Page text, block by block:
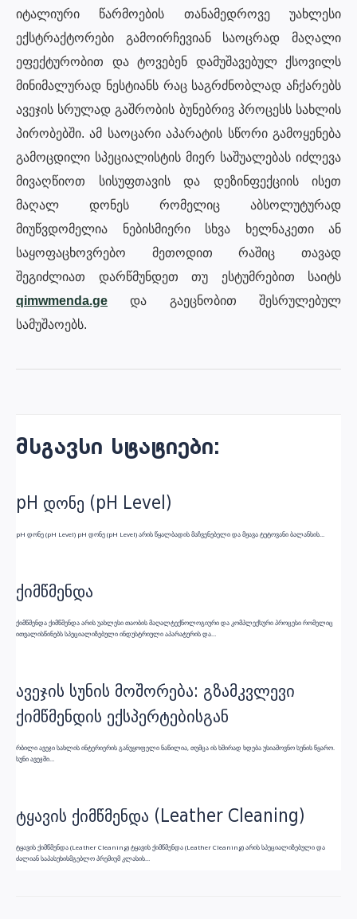
იტალიური წარმოების თანამედროვე უახლესი
ექსტრაქტორები გამოირჩევიან საოცრად მაღალი
ეფექტურობით და ტოვებენ დამუშავებულ ქსოვილს
მინიმალურად ნესტიანს რაც საგრძნობლად აჩქარებს
ავეჯის სრულად გაშრობის ბუნებრივ პროცესს სახლის
პირობებში. ამ საოცარი აპარატის სწორი გამოყენება
გამოცდილი სპეციალისტის მიერ საშუალებას იძლევა
მივაღწიოთ სისუფთავის და დეზინფექციის ისეთ
მაღალ დონეს რომელიც აბსოლუტურად
მიუწვდომელია ნებისმიერი სხვა ხელნაკეთი ან
საყოფაცხოვრებო მეთოდით რაშიც თავად
შეგიძლიათ დარწმუნდეთ თუ ესტუმრებით საიტს
qimwmenda.ge და გაეცნობით შესრულებულ
სამუშაოებს.
მსგავსი სტატიები:
pH დონე (pH Level)
pH დონე (pH Level) pH დონე (pH Level) არის წყალბადის მაჩვენებელი და მჟავა ტუტოვანი ბალანსის…
ქიმწმენდა
ქიმწმენდა ქიმწმენდა არის უახლესი თაობის მაღალტექნოლოგიური და კომპლექსური პროცესი რომელიც
ითვალისწინებს სპეციალიზებული ინდუსტრიული აპარატურის და…
ავეჯის სუნის მოშორება: გზამკვლევი
ქიმწმენდის ექსპერტებისგან
რბილი ავეჯი სახლის ინტერიერის განუყოფელი ნაწილია, თუმცა ის ხშირად ხდება უსიამოვნო სუნის წყარო.
სუნი ავეჯში…
ტყავის ქიმწმენდა (Leather Cleaning)
ტყავის ქიმწმენდა (Leather Cleaning) ტყავის ქიმწმენდა (Leather Cleaning) არის სპეციალიზებული და
ძალიან საპასუხისმგებლო პრემიუმ კლასის…